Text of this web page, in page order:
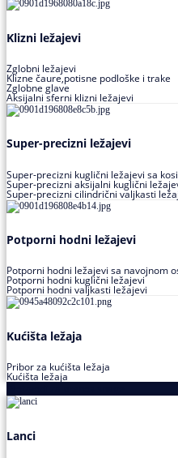
Klizni ležajevi
Zglobni ležajevi
Klizne čaure,potisne podloške i trake
Zglobne glave
Aksijalni sferni klizni ležajevi
Super-precizni ležajevi
Super-precizni kuglični ležajevi sa
Super-precizni aksijalni kuglični
Super-precizni cilindrični valjkasti
Potporni hodni ležajevi
Potporni hodni ležajevi sa navojnom
Potporni hodni kuglični ležajevi
Potporni hodni valjkasti ležajevi
Kućišta ležaja
Pribor za kućišta ležaja
Kućišta ležaja
Lanci